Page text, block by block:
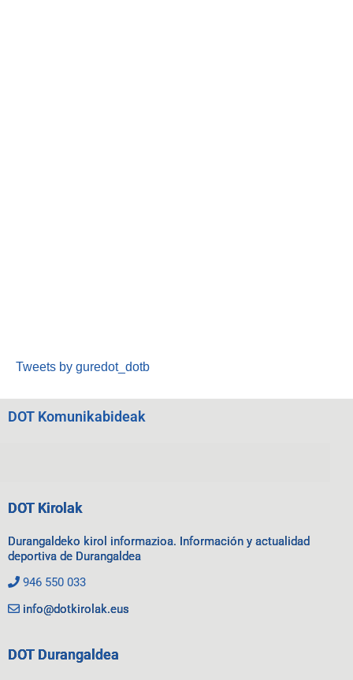
Tweets by guredot_dotb
DOT Komunikabideak
DOT Kirolak
Durangaldeko kirol informazioa. Información y actualidad
deportiva de Durangaldea
946 550 033
info@dotkirolak.eus
DOT Durangaldea